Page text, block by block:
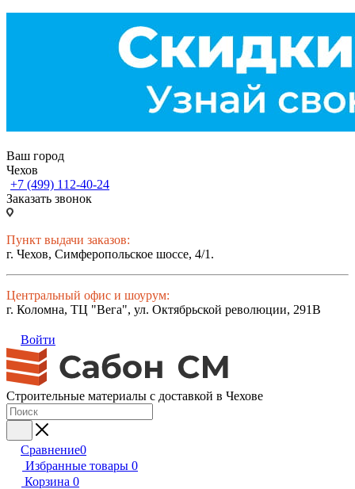
Ваш город
Чехов
+7 (499) 112-40-24
Заказать звонок
Пункт выдачи заказов:
г. Чехов, Симферопольское шоссе, 4/1.
Центральный офис и шоурум:
г. Коломна, ТЦ "Вега", ул. Октябрьской революции, 291В
Войти
Строительные материалы с доставкой в Чехове
Сравнение0
Избранные товары 0
Корзина 0